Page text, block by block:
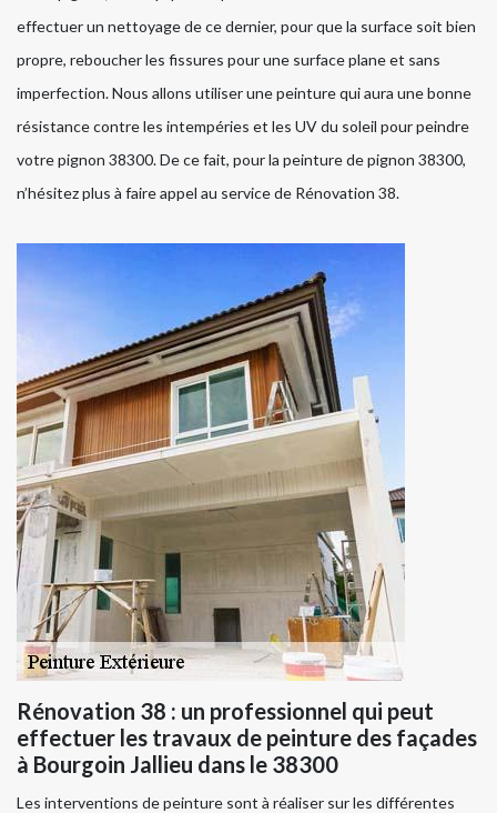
effectuer un nettoyage de ce dernier, pour que la surface soit bien
propre, reboucher les fissures pour une surface plane et sans
imperfection. Nous allons utiliser une peinture qui aura une bonne
résistance contre les intempéries et les UV du soleil pour peindre
votre pignon 38300. De ce fait, pour la peinture de pignon 38300,
n’hésitez plus à faire appel au service de Rénovation 38.
Rénovation 38 : un professionnel qui peut
effectuer les travaux de peinture des façades
à Bourgoin Jallieu dans le 38300
Les interventions de peinture sont à réaliser sur les différentes